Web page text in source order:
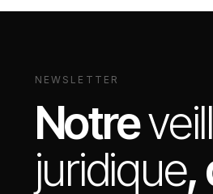
NEWSLETTER
Notre
juridique,